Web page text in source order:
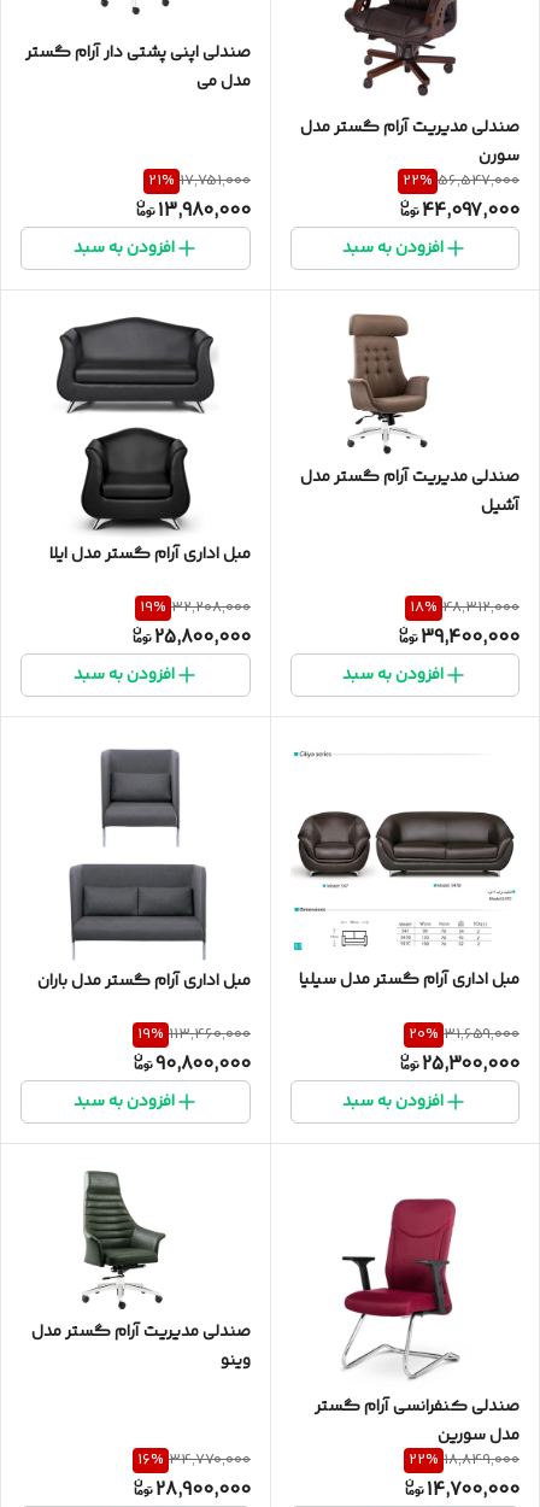
صندلی مدیریت آرام گستر مدل
سورن
56,547,000
22%
44,097,000
افزودن به سبد
صندلی اپنی پشتی دار آرام گستر
مدل می
17,751,000
21%
13,980,000
افزودن به سبد
صندلی مدیریت آرام گستر مدل
آشیل
48,312,000
18%
39,400,000
افزودن به سبد
مبل اداری آرام گستر مدل ایلا
32,208,000
19%
25,800,000
افزودن به سبد
مبل اداری آرام گستر مدل سیلیا
31,659,000
20%
25,300,000
افزودن به سبد
مبل اداری آرام گستر مدل باران
113,460,000
19%
90,800,000
افزودن به سبد
صندلی کنفرانسی آرام گستر
مدل سورین
18,849,000
22%
14,700,000
صندلی مدیریت آرام گستر مدل
وینو
34,770,000
16%
28,900,000